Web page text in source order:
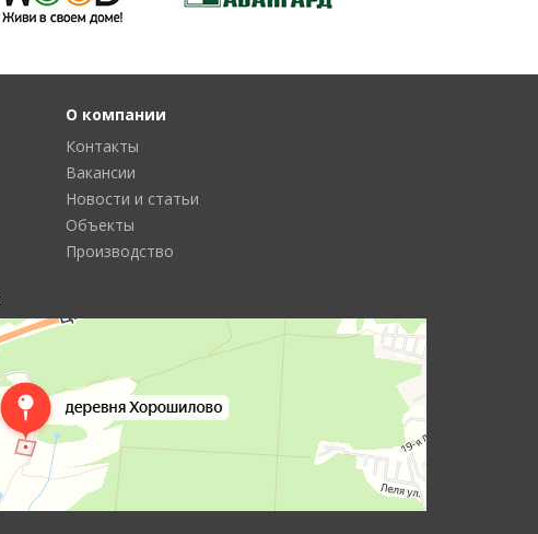
О компании
Контакты
Вакансии
Новости и статьи
Объекты
Производство